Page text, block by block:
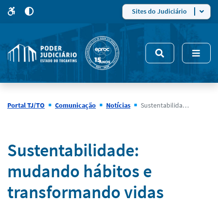
site
5
modo
de
alto
Sites do Judiciário
Portal TJ/TO Comunicação Notícias Sustentabilidade: mudando hábitos e transformando vidas
Notícias
Sustentabilidade:
mudando hábitos e
transformando vidas